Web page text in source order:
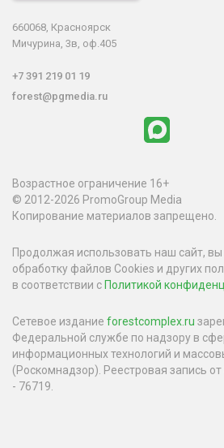
660068, Красноярск
Мичурина, 3в, оф.405
+7 391 219 01 19
forest@pgmedia.ru
Возрастное ограничение 16+
© 2012-2026 PromoGroup Media
Копирование материалов запрещено.
Продолжая использовать наш сайт, вы
обработку файлов Cookies и других
в соответствии сПолитикой
Сетевое издание forestcomplex.ru
Федеральной службе по надзору в
информационных технологий и
(Роскомнадзор). Реестровая запись
- 76719.